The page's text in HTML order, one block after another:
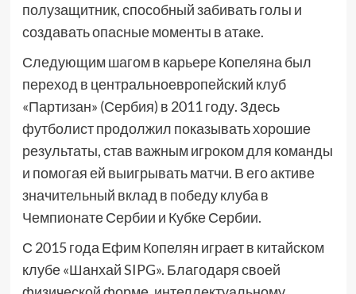
полузащитник, способный забивать голы и
создавать опасные моменты в атаке.
Следующим шагом в карьере Копеляна был
переход в центральноевропейский клуб
«Партизан» (Сербия) в 2011 году. Здесь
футболист продолжил показывать хорошие
результаты, став важным игроком для команды
и помогая ей выигрывать матчи. В его активе
значительный вклад в победу клуба в
Чемпионате Сербии и Кубке Сербии.
С 2015 года Ефим Копелян играет в китайском
клубе «Шанхай SIPG». Благодаря своей